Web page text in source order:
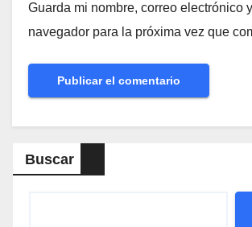
Guarda mi nombre, correo electrónico
navegador para la próxima vez que
Buscar